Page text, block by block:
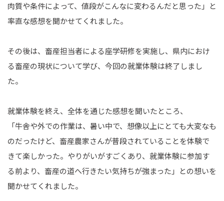
肉質や条件によって、値段がこんなに変わるんだと思った」と
率直な感想を聞かせてくれました。
その後は、畜産担当者による座学研修を実施し、県内におけ
る畜産の現状について学び、今回の就業体験は終了しまし
た。
就業体験を終え、全体を通じた感想を聞いたところ、
「牛舎や外での作業は、暑い中で、想像以上にとても大変なも
のだったけど、畜産農家さんが普段されていることを体験で
きて楽しかった。やりがいがすごくあり、就業体験に参加す
る前より、畜産の道へ行きたい気持ちが強まった」との想いを
聞かせてくれました。